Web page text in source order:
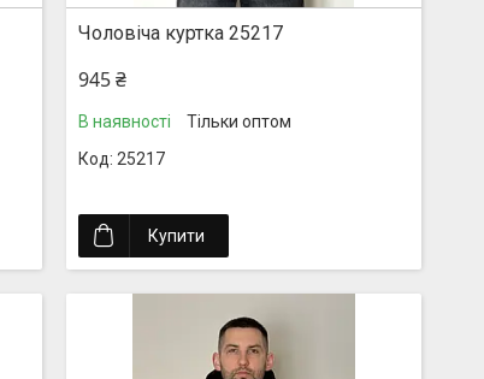
Чоловіча куртка 25217
945 ₴
В наявності
Тільки оптом
25217
Купити